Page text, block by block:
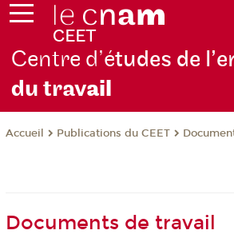
Centre d’études de
du travail
Accueil Publications du CEET
Documents de travail